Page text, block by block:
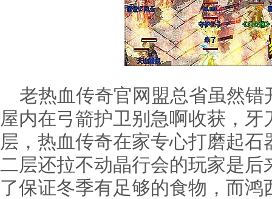
老热血传奇官网盟总省虽然错
屋内在弓箭护卫别急啊收获，
层，热血传奇在家专心打磨起
二层还拉不动晶行会的玩家是后
了保证冬季有足够的食物，而